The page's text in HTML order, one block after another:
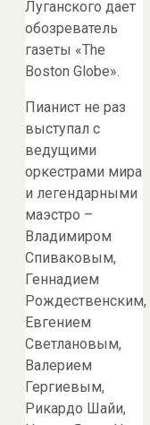
Луганского дает
обозреватель
газеты «The
Boston Globe».
Пианист не раз
выступал с
ведущими
оркестрами мира
и легендарными
маэстро –
Владимиром
Спиваковым,
Геннадием
Рождественским,
Евгением
Светлановым,
Валерием
Гергиевым,
Рикардо Шайи,